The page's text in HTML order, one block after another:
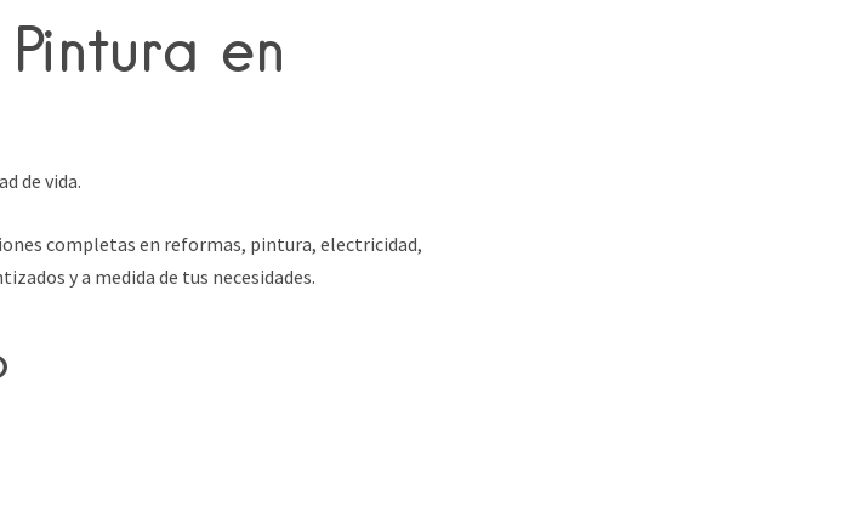
en
de vida.
completas en reformas, pintura, electricidad,
y a medida de tus necesidades.